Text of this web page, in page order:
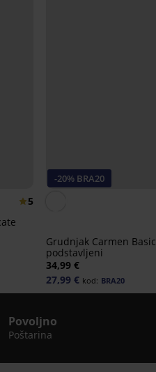
5
-20% BRA20
Grudnjak Carmen Basic
podstavljeni
34,99 €
27,99 € kod: BRA20
Povoljno
Poštarina